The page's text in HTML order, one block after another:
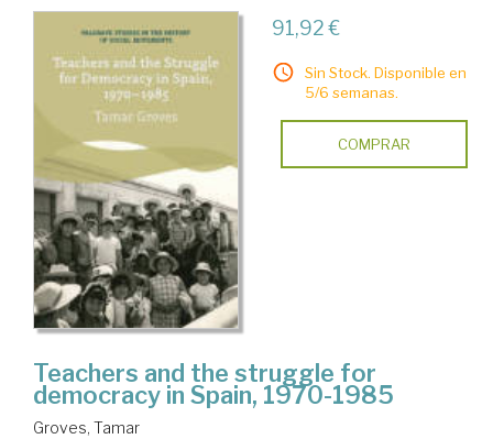
91,92 €
Sin Stock. Disponible en
5/6 semanas.
COMPRAR
Teachers and the struggle for
democracy in Spain, 1970-1985
Groves, Tamar